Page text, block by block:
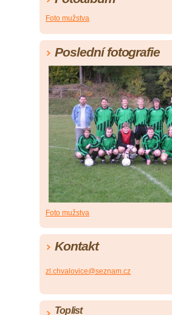
Foto mužstva
Poslední fotografie
Foto mužstva
Kontakt
zl.chvalovice@seznam.cz
Toplist